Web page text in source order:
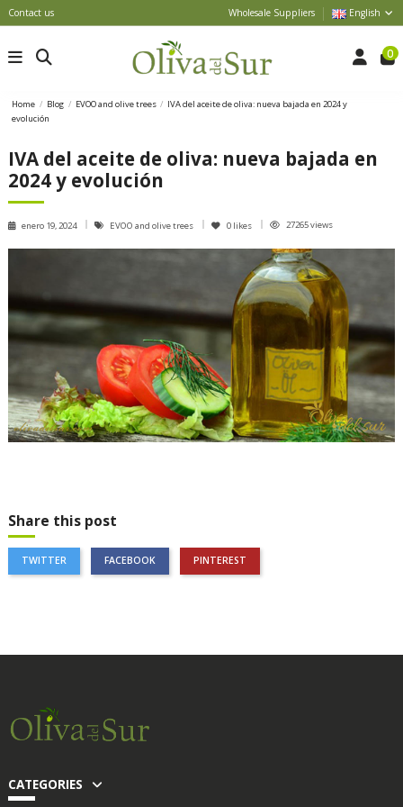
Contact us Wholesale Suppliers English
0
Home Blog EVOO and olive trees
IVA del aceite de oliva: nueva bajada en 2024 y
evolución
IVA del aceite de oliva: nueva bajada en
2024 y evolución
enero 19, 2024 EVOO and olive trees 0 likes 27265 views
Share this post
TWITTER FACEBOOK PINTEREST
CATEGORIES